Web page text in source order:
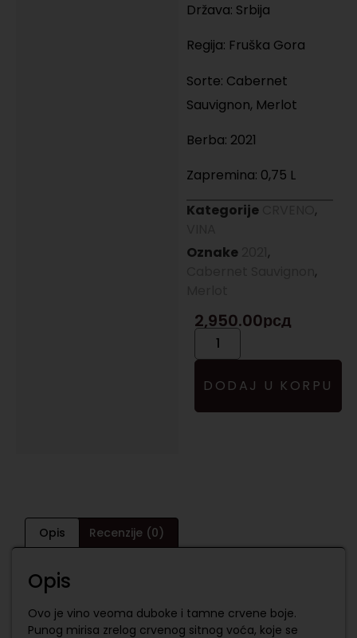
Država: Srbija
Regija: Fruška Gora
Sorte: Cabernet
Sauvignon, Merlot
Berba: 2021
Zapremina: 0,75 L
Kategorije
,
Oznake
,
,
2,950.00рсд
DODAJ U KORPU
Opis Recenzije (0)
Opis
Ovo je vino veoma duboke i tamne crvene boje.
Punog mirisa zrelog crvenog sitnog voća, koje se